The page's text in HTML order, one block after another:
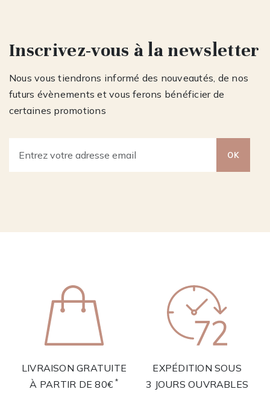
Inscrivez-vous à la newsletter
Nous vous tiendrons informé des nouveautés, de nos
futurs évènements et vous ferons bénéficier de
certaines promotions
OK
LIVRAISON GRATUITE
À PARTIR DE 80€ *
EXPÉDITION SOUS
3 JOURS OUVRABLES